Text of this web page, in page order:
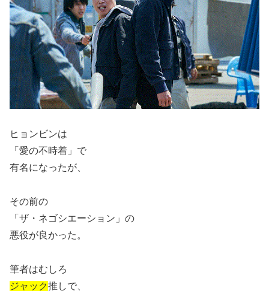
ヒョンビンは
「愛の不時着」で
有名になったが、
その前の
「ザ・ネゴシエーション」の
悪役が良かった。
筆者はむしろ
ジャック推しで、